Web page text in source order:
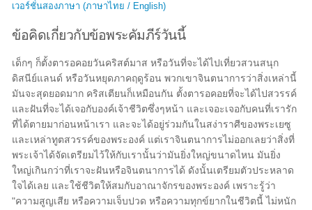
เวอร์ชั่นสองภาษา (ภาษาไทย / English)
ข้อคิดเกี่ยวกับข้อพระคัมภีร์วันนี้
เด็กๆ ก็ตั้งตารอคอยวันคริสต์มาส หรือวันที่จะได้ไปเที่ยวสวนสนุก
ดิสนีย์แลนด์ หรือวันหยุดภาคฤดูร้อน พวกเขาจินตนาการว่าสิ่งเหล่านี้
มันจะสุดยอดมาก คริสเตียนก็เหมือนกัน ตั้งตารอคอยที่จะได้ไปสวรรค์
และฝันที่จะได้เจอกับองค์เจ้าชีวิตซึ่งๆหน้า และเจอะเจอกับคนที่เรารัก
ที่ได้ตายมาก่อนหน้าเรา และจะได้อยู่ร่วมกันในสง่าราศีของพระเยซู
และเหล่าทูตสวรรค์ของพระองค์ แต่เราจินตนาการไม่ออกเลยว่าสิ่งที่
พระเจ้าได้จัดเตรียมไว้ให้กับเรานั้นว่ามันยิ่งใหญ่ขนาดไหน มันยิ่ง
ใหญ่เกินกว่าที่เราจะฝันหรือจินตนาการได้ ดังนั้นเตรียมตัวประหลาด
ใจได้เลย และใช้ชีวิตให้สมกับอาณาจักรของพระองค์ เพราะรู้ว่า
"ความสูญเสีย หรือความเจ็บปวด หรือความทุกข์ยากในชีวิตนี้ ไม่หนัก